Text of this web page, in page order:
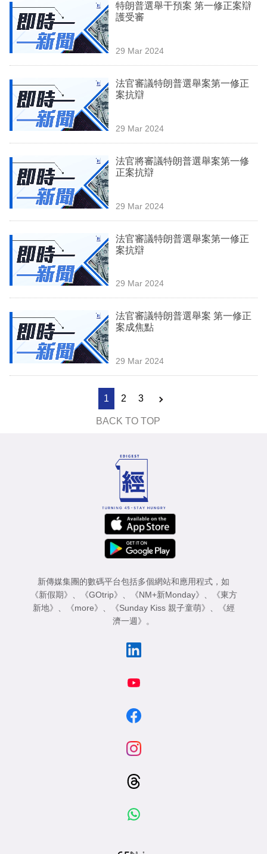
訂
閱
特朗普選舉干預案 第一修正案辯
護受審
29 Mar 2024
法官審議特朗普選舉案第一修正
案抗辯
29 Mar 2024
法官將審議特朗普選舉案第一修
正案抗辯
29 Mar 2024
法官審議特朗普選舉案第一修正
案抗辯
29 Mar 2024
法官審議特朗普選舉案 第一修正
案成焦點
29 Mar 2024
1 2 3
BACK TO TOP
新傳媒集團的數碼平台包括多個網站和應用程式，如
《新假期》 、 《GOtrip》 、 《NM+新Monday》 、
《東方
新地》 、 《more》 、 《Sunday Kiss 親子童萌》 、
《經
濟一週》 。